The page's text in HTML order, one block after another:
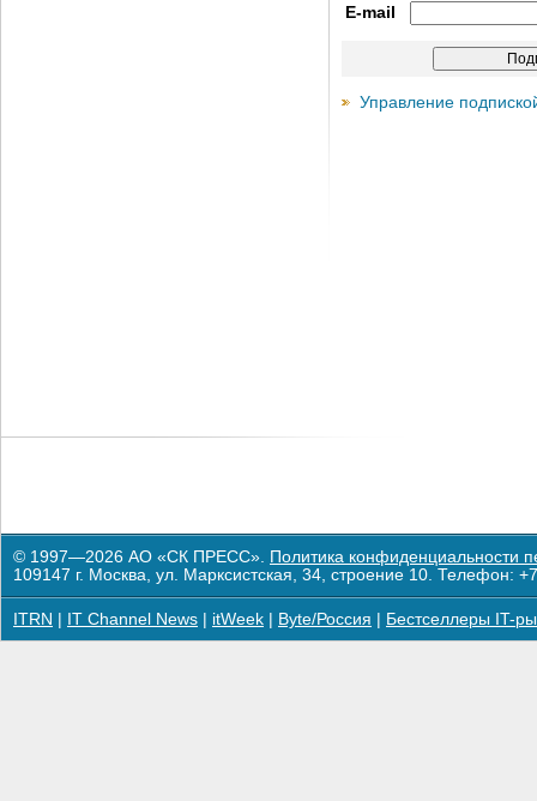
E-mail
Управление
© 1997—2026 АО «СК ПРЕСС». Политика конфиденциальности
109147 г. Москва, ул. Марксистская, 34, строение 10. Телефон:
ITRN IT Channel News itWeek Byte/Россия Бестселлеры IT-